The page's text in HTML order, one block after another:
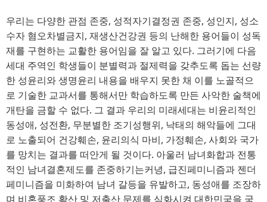
우리는 다양한 관점 존중, 성적자기결정권 존중, 성인지, 성소
수자 혐오차별금지, 재생산건강권 등의 난해한 용어들이 성독
재를 구현하는 교활한 용어임을 잘 알고 있다. 그러기에 다음
세대 주역인 학생들이 분별력과 절제력을 갖추도록 돕는 선량
한 성윤리와 생명윤리 내용을 배우지 못한 채 이를 노골적으
로 기술한 교과서를 통해서만 학습하도록 만든 사악한 술책에
개탄을 금할 수 없다. 그 결과 우리의 미래세대는 비윤리적인
동성애, 성전환, 무분별한 조기성행위, 낙태의 해악들에 그대
로 노출되어 건강훼손, 윤리의식 마비, 가정훼손, 사회와 국가
를 망치는 결과를 떠안게 될 것이다. 아울러 남녀화합과 전통
적인 남녀결혼제도를 존중하기는커녕, 급진페미니즘과 젠더
페미니즘을 미화하여 남녀 갈등을 유발하고, 동성애를 조장하
며 비혼풍조 확산 및 저출산 문제를 심화시켜 대한민국을 국